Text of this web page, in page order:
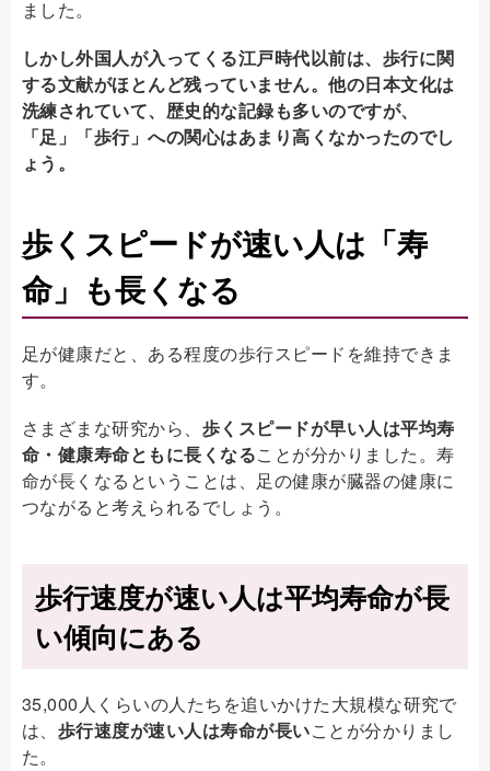
ました。
しかし外国人が入ってくる江戸時代以前は、歩行に関
する文献がほとんど残っていません。他の日本文化は
洗練されていて、歴史的な記録も多いのですが、
「足」「歩行」への関心はあまり高くなかったのでし
ょう。
歩くスピードが速い人は「寿
命」も長くなる
足が健康だと、ある程度の歩行スピードを維持できま
す。
さまざまな研究から、 歩くスピードが早い人は平均寿
命・健康寿命ともに長くなることが分かりました。寿
命が長くなるということは、足の健康が臓器の健康に
つながると考えられるでしょう。
歩行速度が速い人は平均寿命が長
い傾向にある
35,000人くらいの人たちを追いかけた大規模な研究で
は、 歩行速度が速い人は寿命が長いことが分かりまし
た。